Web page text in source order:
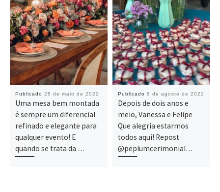
Publicado28 de maio de 2022
Uma mesa bem montada
é sempre um diferencial
refinado e elegante para
qualquer evento! E
quando se trata da …
Publicado6 de agosto de 2022
Depois de dois anos e
meio, Vanessa e Felipe
Que alegria estarmos
todos aqui! Repost
@peplumcerimonial…